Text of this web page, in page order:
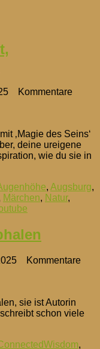
Kommentare
‚Magie des Seins‘
deine ureigene
wie du sie in
, Augsburg,
Märchen, Natur,
Kommentare
sie ist Autorin
schon viele
,